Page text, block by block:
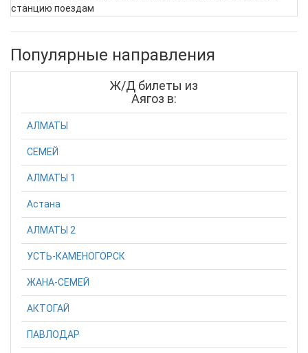
станцию поездам
Популярные направления
Ж/Д билеты из
Аягоз в:
АЛМАТЫ
СЕМЕЙ
АЛМАТЫ 1
Астана
АЛМАТЫ 2
УСТЬ-КАМЕНОГОРСК
ЖАНА-СЕМЕЙ
АКТОГАЙ
ПАВЛОДАР